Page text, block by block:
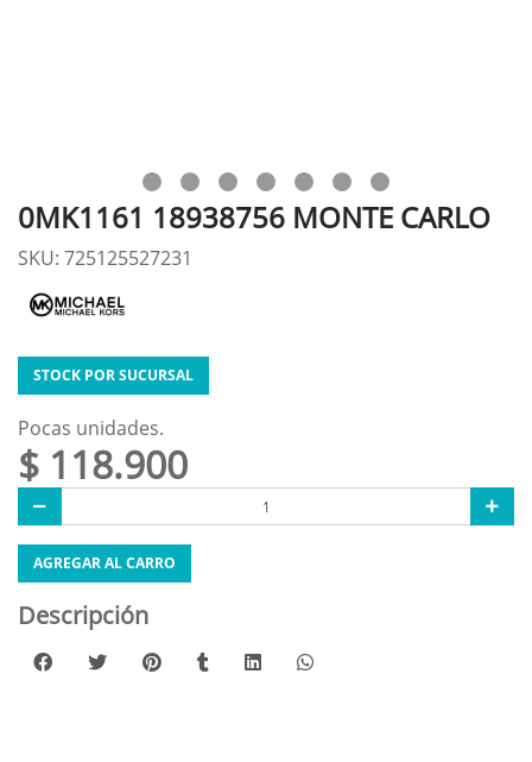
0MK1161 18938756 MONTE CARLO
SKU: 725125527231
STOCK POR SUCURSAL
Pocas unidades.
$ 118.900
AGREGAR AL CARRO
Descripción